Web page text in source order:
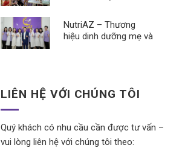
TUYỆT VỜI
NutriAZ – Thương
hiệu dinh dưỡng mẹ và
dược sĩ, bác sĩ tin
LIÊN HỆ VỚI CHÚNG TÔI
Quý khách có nhu cầu cần được tư vấn –
vui lòng liên hệ với chúng tôi theo: